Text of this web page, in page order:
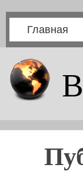
Главная